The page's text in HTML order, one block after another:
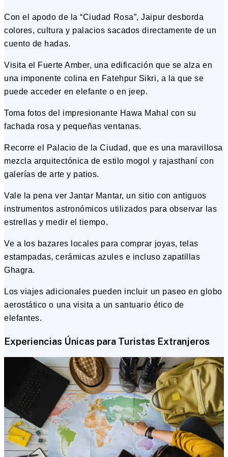
Con el apodo de la “Ciudad Rosa”, Jaipur desborda
colores, cultura y palacios sacados directamente de un
cuento de hadas.
Visita el Fuerte Amber, una edificación que se alza en
una imponente colina en Fatehpur Sikri, a la que se
puede acceder en elefante o en jeep.
Toma fotos del impresionante Hawa Mahal con su
fachada rosa y pequeñas ventanas.
Recorre el Palacio de la Ciudad, que es una maravillosa
mezcla arquitectónica de estilo mogol y rajasthaní con
galerías de arte y patios.
Vale la pena ver Jantar Mantar, un sitio con antiguos
instrumentos astronómicos utilizados para observar las
estrellas y medir el tiempo.
Ve a los bazares locales para comprar joyas, telas
estampadas, cerámicas azules e incluso zapatillas
Ghagra.
Los viajes adicionales pueden incluir un paseo en globo
aerostático o una visita a un santuario ético de
elefantes.
Experiencias Únicas para Turistas Extranjeros